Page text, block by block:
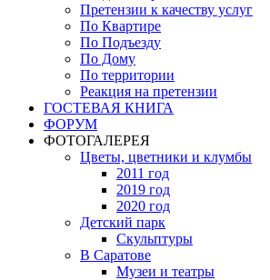
Претензии к качеству услуг
По Квартире
По Подъезду
По Дому
По территории
Реакция на претензии
ГОСТЕВАЯ КНИГА
ФОРУМ
ФОТОГАЛЕРЕЯ
Цветы, цветники и клумбы
2011 год
2019 год
2020 год
Детский парк
Скульптуры
В Саратове
Музеи и театры